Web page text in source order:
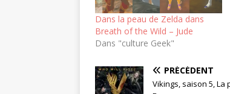
Dans la peau de Zelda dans
Breath of the Wild – Jude
Dans "culture Geek"
PRÉCÉDENT
Vikings, saison 5, La